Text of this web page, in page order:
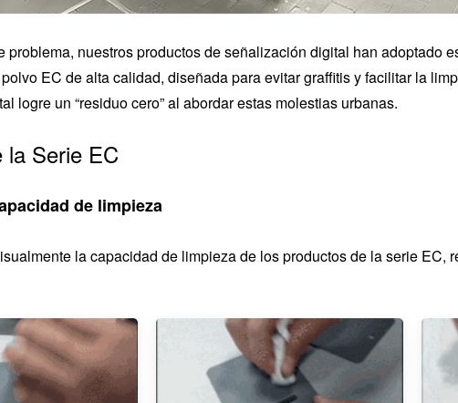
problema, nuestros productos de señalización digital han adoptado
EC de alta calidad, diseñada para evitar graffitis y facilitar la
logre un “residuo cero” al abordar estas molestias urbanas.
la Serie EC
de limpieza
la capacidad de limpieza de los productos de la serie EC,